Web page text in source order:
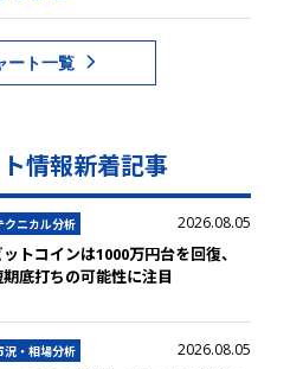
ート一覧
情報新着記事
クニカル分析 2026.08.05
ットコインは1000万円台を回復、
底打ちの可能性に注目
況・相場分析 2026.08.05